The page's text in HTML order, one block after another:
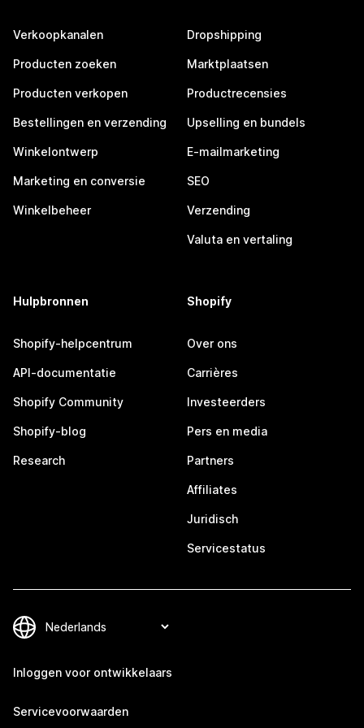
Verkoopkanalen
Producten zoeken
Producten verkopen
Bestellingen en verzending
Winkelontwerp
Marketing en conversie
Winkelbeheer
Dropshipping
Marktplaatsen
Productrecensies
Upselling en bundels
E-mailmarketing
SEO
Verzending
Valuta en vertaling
Hulpbronnen
Shopify-helpcentrum
API-documentatie
Shopify Community
Shopify-blog
Research
Shopify
Over ons
Carrières
Investeerders
Pers en media
Partners
Affiliates
Juridisch
Servicestatus
Inloggen voor ontwikkelaars
Servicevoorwaarden